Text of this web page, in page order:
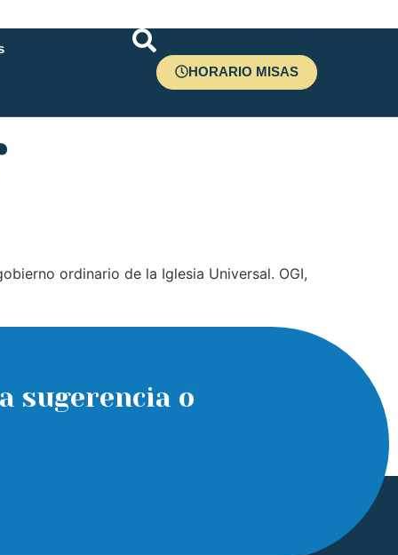
HORARIO MISAS
ordinario de la Iglesia Universal. OGI,
sugerencia o